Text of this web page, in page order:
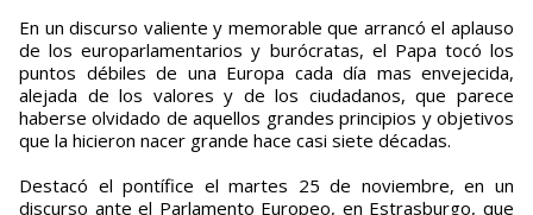
En un discurso valiente y memorable que arrancó el aplauso
de los europarlamentarios y burócratas, el Papa tocó los
puntos débiles de una Europa cada día mas envejecida,
alejada de los valores y de los ciudadanos, que parece
haberse olvidado de aquellos grandes principios y objetivos
que la hicieron nacer grande hace casi siete décadas.
Destacó el pontífice el martes 25 de noviembre, en un
discurso ante el Parlamento Europeo, en Estrasburgo, que